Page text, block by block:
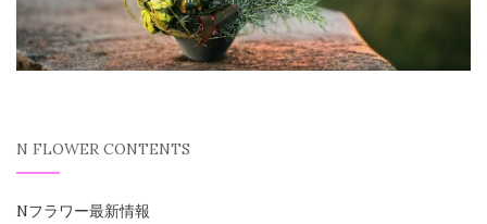
N FLOWER CONTENTS
Nフラワー最新情報